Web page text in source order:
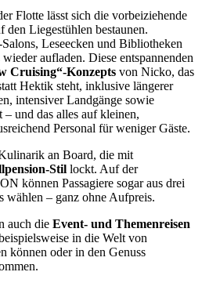
Flotte lässt sich die vorbeiziehende
Liegestühlen bestaunen.
Leseecken und Bibliotheken
aufladen. Diese entspannenden
Cruising“-Konzepts von Nicko, das
Hektik steht, inklusive längerer
intensiver Landgänge sowie
– und das alles auf kleinen,
Personal für weniger Gäste.
an Board, die mit
Stil lockt. Auf der
können Passagiere sogar aus drei
wählen – ganz ohne Aufpreis.
auch die Event- und Themenreisen
in die Welt von
können oder in den Genuss